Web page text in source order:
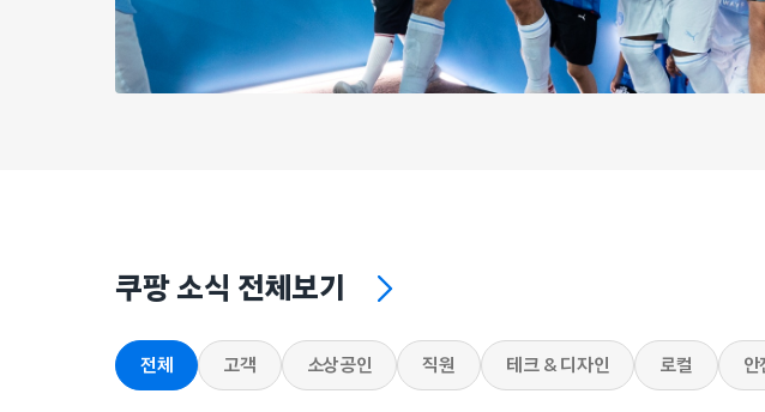
쿠팡 소식 전체보기
전체 고객 소상공인 직원 테크 & 디자인 로컬 안